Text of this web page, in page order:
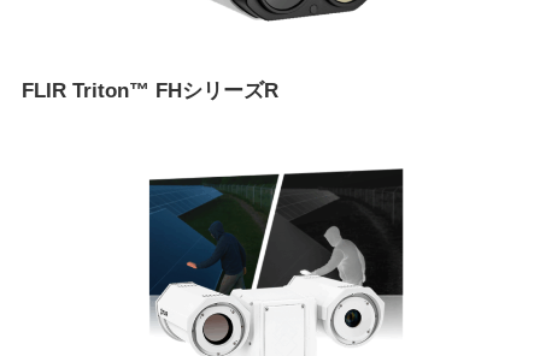
FLIR Triton™ FHシリーズR